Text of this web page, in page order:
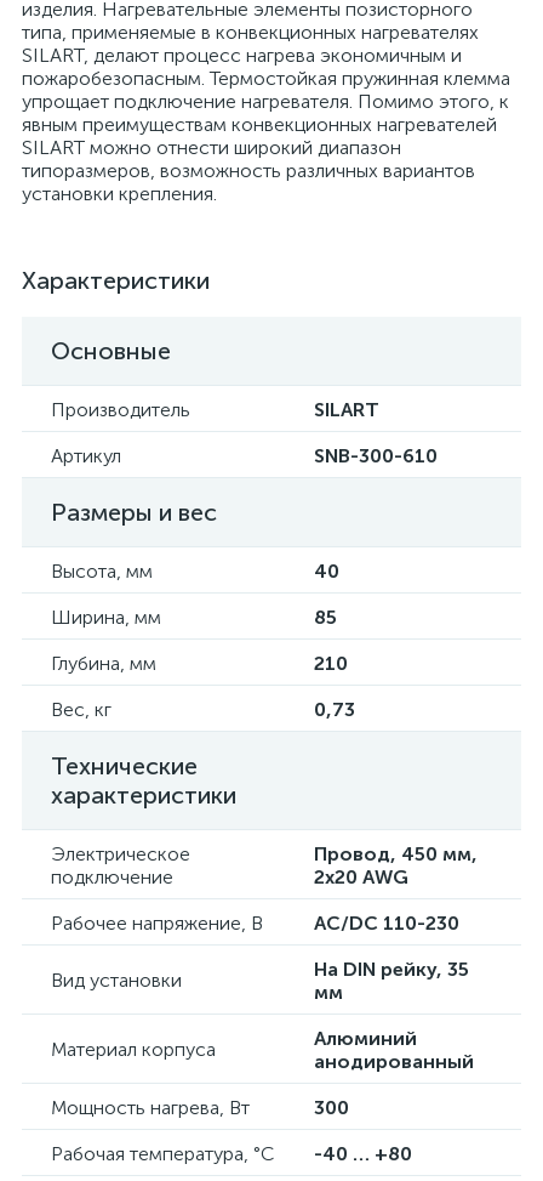
изделия. Нагревательные элементы позисторного
типа, применяемые в конвекционных нагревателях
SILART, делают процесс нагрева экономичным и
пожаробезопасным. Термостойкая пружинная клемма
упрощает подключение нагревателя. Помимо этого, к
явным преимуществам конвекционных нагревателей
SILART можно отнести широкий диапазон
типоразмеров, возможность различных вариантов
установки крепления.
Характеристики
Основные
Производитель
SILART
Артикул
SNB-300-610
Размеры и вес
Высота, мм
40
Ширина, мм
85
Глубина, мм
210
Вес, кг
0,73
Технические
характеристики
Электрическое
подключение
Провод, 450 мм,
2х20 AWG
Рабочее напряжение, В
AC/DC 110-230
Вид установки
На DIN рейку, 35
мм
Материал корпуса
Алюминий
анодированный
Мощность нагрева, Вт
300
Рабочая температура, °C
-40 … +80